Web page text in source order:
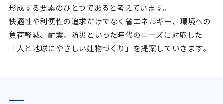
形成する要素のひとつであると考えています。
快適性や利便性の追求だけでなく省エネルギー、環境への
負荷軽減、耐震、防災といった時代のニーズに対応した
「人と地球にやさしい建物づくり」を提案していきます。